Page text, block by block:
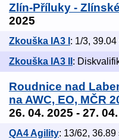
Zlín-Příluky -
2025
Zkouška IA3 I : 1/3, 39.04
Zkouška IA3 II :
Roudnice nad
na AWC, EO, MČR
26. 04. 2025 - 27.
QA4 Agility: 13/62, 36.89